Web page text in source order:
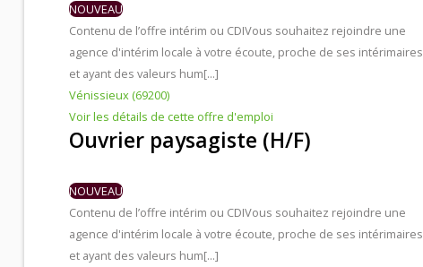
NOUVEAU
Contenu de l’offre intérim ou CDIVous souhaitez rejoindre une
agence d'intérim locale à votre écoute, proche de ses intérimaires
et ayant des valeurs hum[...]
Vénissieux (69200)
Voir les détails de cette offre d'emploi
Ouvrier paysagiste (H/F)
NOUVEAU
Contenu de l’offre intérim ou CDIVous souhaitez rejoindre une
agence d'intérim locale à votre écoute, proche de ses intérimaires
et ayant des valeurs hum[...]